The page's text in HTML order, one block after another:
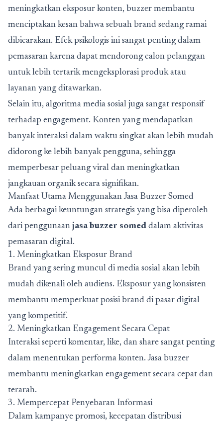
meningkatkan eksposur konten, buzzer membantu
menciptakan kesan bahwa sebuah brand sedang ramai
dibicarakan. Efek psikologis ini sangat penting dalam
pemasaran karena dapat mendorong calon pelanggan
untuk lebih tertarik mengeksplorasi produk atau
layanan yang ditawarkan.
Selain itu, algoritma media sosial juga sangat responsif
terhadap engagement. Konten yang mendapatkan
banyak interaksi dalam waktu singkat akan lebih mudah
didorong ke lebih banyak pengguna, sehingga
memperbesar peluang viral dan meningkatkan
jangkauan organik secara signifikan.
Manfaat Utama Menggunakan Jasa Buzzer Somed
Ada berbagai keuntungan strategis yang bisa diperoleh
dari penggunaan jasa buzzer somed dalam aktivitas
pemasaran digital.
1. Meningkatkan Eksposur Brand
Brand yang sering muncul di media sosial akan lebih
mudah dikenali oleh audiens. Eksposur yang konsisten
membantu memperkuat posisi brand di pasar digital
yang kompetitif.
2. Meningkatkan Engagement Secara Cepat
Interaksi seperti komentar, like, dan share sangat penting
dalam menentukan performa konten. Jasa buzzer
membantu meningkatkan engagement secara cepat dan
terarah.
3. Mempercepat Penyebaran Informasi
Dalam kampanye promosi, kecepatan distribusi